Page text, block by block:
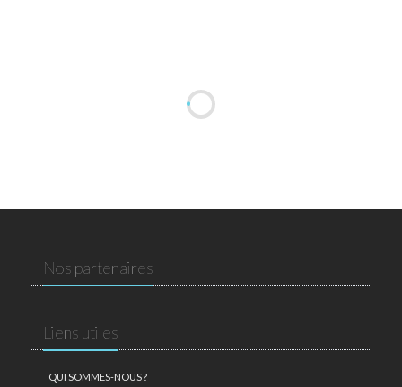
Nos partenaires
Liens utiles
QUI SOMMES-NOUS ?